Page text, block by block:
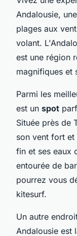
Andalousie,
plages aux
volant.
est une région
magnifiques et
Parmi les
est un spot
Située près de
son vent fort
fin et ses eaux
entourée de
pourrez vous
kitesurf.
Un autre
Andalousie est